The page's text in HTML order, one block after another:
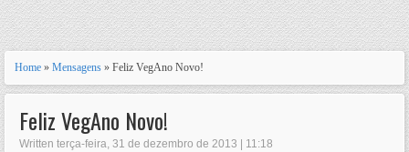
Home » Mensagens » Feliz VegAno Novo!
Feliz VegAno Novo!
Written terça-feira, 31 de dezembro de 2013 | 11:18